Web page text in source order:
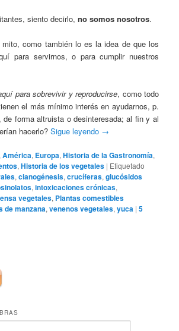
siento decirlo,no somos nosotros.
como también lo es la idea de que los
para servirnos, o para cumplir nuestros
para sobrevivir y reproducirse, como todo
el más mínimo interés en ayudarnos, p.
de forma altruista o desinteresada; al fin y al
hacerlo?Sigue leyendo →
,América, Europa,Historia de la Gastronomía,
,Historia de los vegetales | Etiquetado
,cianogénesis,crucíferas,glucósidos
,intoxicaciones crónicas,
vegetales, Plantas comestibles
de manzana,venenos vegetales,yuca |5